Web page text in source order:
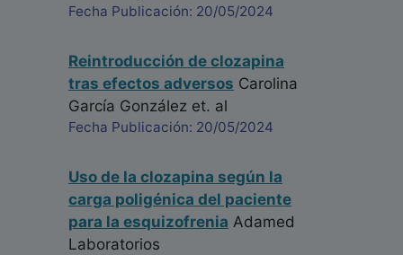
Fecha Publicación: 20/05/2024
Reintroducción de clozapina
tras efectos adversos Carolina
García González et. al
Fecha Publicación: 20/05/2024
Uso de la clozapina según la
carga poligénica del paciente
para la esquizofrenia Adamed
Laboratorios